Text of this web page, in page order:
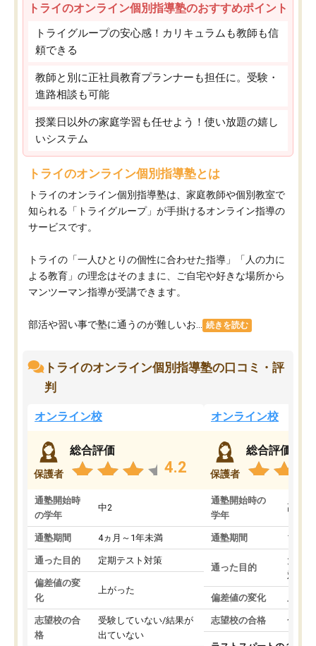
トライのオンライン個別指導塾のおすすめポイント
トライグループの安心感！カリキュラムも教師も信
頼できる
教師と別に正社員教育プランナーも担任に。受験・
進路相談も可能
授業日以外の家庭学習も任せよう！使い放題の嬉し
いシステム
トライのオンライン個別指導塾とは
トライのオンライン個別指導塾は、家庭教師や個別教室で
知られる「トライグループ」が手掛けるオンライン指導の
サービスです。
トライの「一人ひとりの個性に合わせた指導」「人の力に
よる教育」の理念はそのままに、ご自宅や好きな場所から
マンツーマン指導が受講できます。
部活や習い事で塾に通うのが難しいお... 続きを読む
トライのオンライン個別指導塾の口コミ・評
判
オンライン校
保護者
総合評価
4.2
通塾開始時
の学年
中2
通塾期間 4ヵ月～1年未満
通った目的 定期テスト対策
偏差値の変
化
上がった
志望校の合
格
受験していない/結果が
出ていない
オンライン校
保護者
総合評価
通塾開始時の
学年
高3
通塾期間 1～3
通った目的
大学
対策
偏差値の変化
志望校の合格 合格